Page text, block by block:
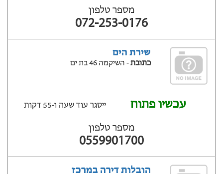
מספר טלפון
072-253-0176
שירת הים
כתובת- השיקמה 46 בת ים
עכשיו פתוח ייסגר עוד שעה ‫ו-55 דקות
מספר טלפון
0559901700
הובלות דירה במרכז